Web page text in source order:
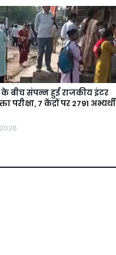
के बीच संपन्न हुई राजकीय इंटर
परीक्षा, 7 केंद्रों पर 2791 अभ्यर्थी